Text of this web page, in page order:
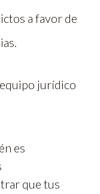
a favor de
jurídico
es
que tus